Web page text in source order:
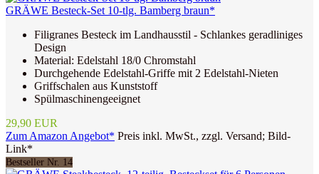
GRÄWE Besteck-Set 10-tlg. Bamberg braun*
Filigranes Besteck im Landhausstil - Schlankes geradliniges
Design
Material: Edelstahl 18/0 Chromstahl
Durchgehende Edelstahl-Griffe mit 2 Edelstahl-Nieten
Griffschalen aus Kunststoff
Spülmaschinengeeignet
29,90 EUR
Zum Amazon Angebot* Preis inkl. MwSt., zzgl. Versand; Bild-
Link*
Bestseller Nr. 14